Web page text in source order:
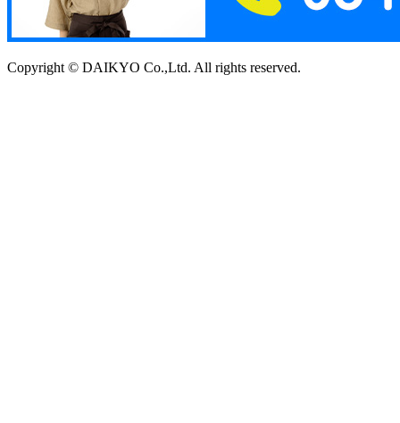
Copyright © DAIKYO Co.,Ltd. All rights reserved.